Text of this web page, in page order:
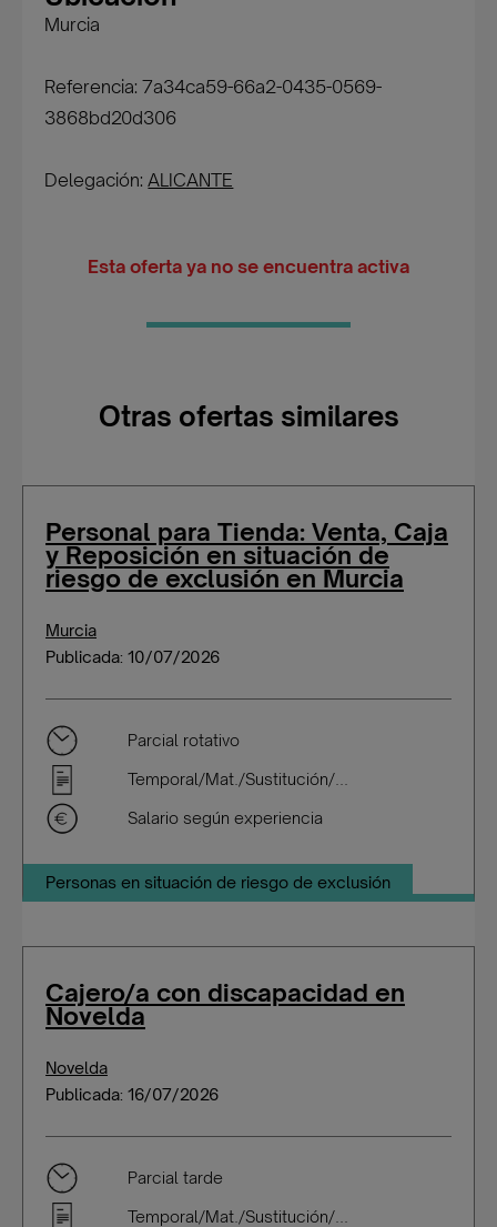
Murcia
Referencia: 7a34ca59-66a2-0435-0569-
3868bd20d306
Delegación:ALICANTE
Esta oferta ya no se encuentra activa
Otras ofertas similares
Personal para Tienda: Venta, Caja
y Reposición en situación de
riesgo de exclusión en Murcia
Murcia
Publicada: 10/07/2026
Parcial rotativo
Temporal/Mat./Sustitución/...
Salario según experiencia
Personas en situación de riesgo de exclusión
Cajero/a con discapacidad en
Novelda
Novelda
Publicada: 16/07/2026
Parcial tarde
Temporal/Mat./Sustitución/...